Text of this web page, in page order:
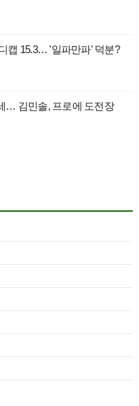
캡 15.3… '일파만파' 덕분?
… 김민솔, 프로에 도전장